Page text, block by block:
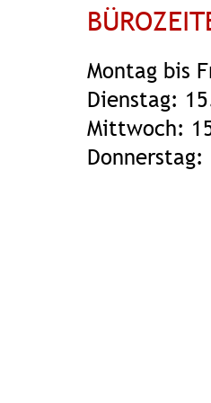
Montag bis
Dienstag:
Mittwoch: